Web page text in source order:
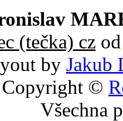
(tečka) czod
by Jakub
Copyright ©
Všechna